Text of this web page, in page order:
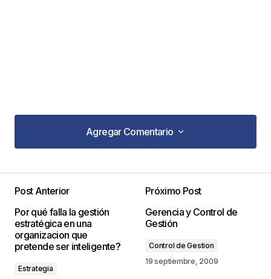
Agregar Comentario
Agregar Comentario
publicada. Los campos obligatorios están
marcados con
Post Anterior
Por qué falla la gestión
estratégica en una
organizacion que
pretende ser inteligente?
Estrategia
Próximo Post
Gerencia y Control de
Gestión
Control de Gestion
19 septiembre, 2009